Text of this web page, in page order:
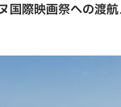
際映画祭への渡航